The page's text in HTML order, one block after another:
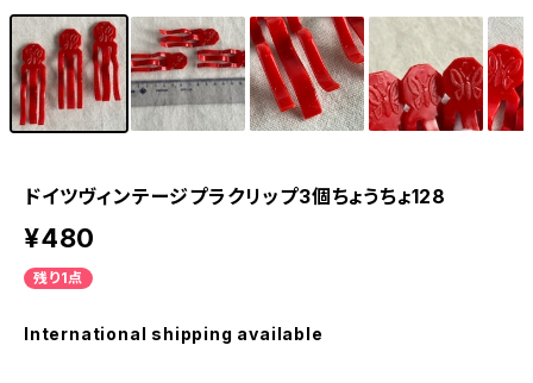
ドイツヴィンテージプラクリップ3個ちょうちょ128
¥480
残り1点
International shipping available